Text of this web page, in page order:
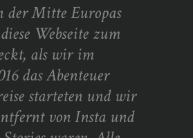
der Mitte Europas
Webseite zum
als wir im
das Abenteuer
starteten und wir
von Insta und